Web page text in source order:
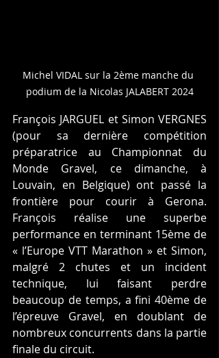
Michel VIDAL sur la 2ème manche du
podium de la Nicolas JALABERT 2024
François JARGUEL et Simon VERGNES
(pour sa dernière compétition
préparatrice au Championnat du
Monde Gravel, ce dimanche, à
Louvain, en Belgique) ont passé la
frontière pour courir à Gerona.
François réalise une superbe
performance en terminant 15ème de
« l’Europe VTT Marathon » et Simon,
malgré 2 chutes et un incident
technique, lui faisant perdre
beaucoup de temps, a fini 40ème de
l’épreuve Gravel, en doublant de
nombreux concurrents dans la partie
finale du circuit.